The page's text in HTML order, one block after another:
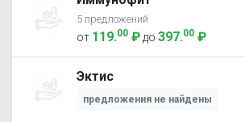
5 предложений
от 119.00 ₽ до 397.00 ₽
Эктис
предложения не найдены